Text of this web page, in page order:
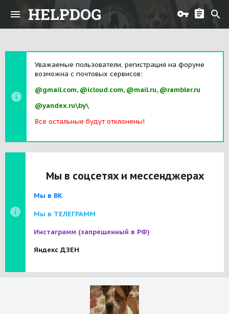
HELPDOG
Уважаемые пользователи, регистрация на форуме
возможна с почтовых сервисов:
@gmail.com, @icloud.com, @mail.ru, @rambler.ru
@yandex.ru\by\
Все остальные будут отклонены!
Мы в соцсетях и мессенджерах
Мы в ВК
Мы в ТЕЛЕГРАММ
Инстаграмм (запрещенный в РФ)
Яндекс ДЗЕН